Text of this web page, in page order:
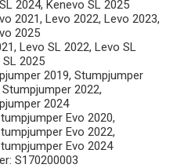
2024, Kenevo SL 2025
2021, Levo 2022, Levo 2023,
2025
Levo SL 2022, Levo SL
2025
2019, Stumpjumper
2022,
2024
Evo 2020,
Evo 2022,
Evo 2024
S170200003